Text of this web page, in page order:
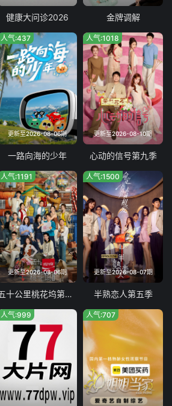
健康大问诊2026 金牌调解
更新至2026-08-06期
人气:437
一路向海的少年
更新至2026-08-10期
人气:1018
心动的信号第九季
更新至2026-08-06期
人气:1191
五十公里桃花坞第六季
更新至2026-08-07期
人气:1500
半熟恋人第五季
人气:999 人气:707